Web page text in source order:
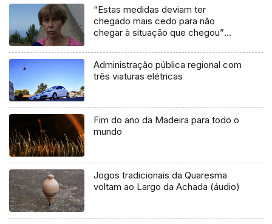
“Estas medidas deviam ter
chegado mais cedo para não
chegar à situação que chegou”
Administração pública regional com
três viaturas elétricas
Fim do ano da Madeira para todo o
mundo
Jogos tradicionais da Quaresma
voltam ao Largo da Achada (áudio)